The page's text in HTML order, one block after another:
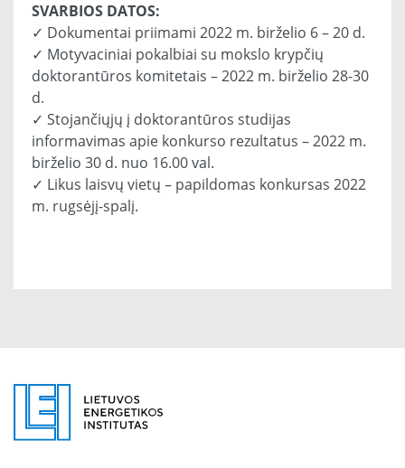
SVARBIOS DATOS:
✓ Dokumentai priimami 2022 m. birželio 6 – 20 d.
✓ Motyvaciniai pokalbiai su mokslo krypčių
doktorantūros komitetais – 2022 m. birželio 28-30
d.
✓ Stojančiųjų į doktorantūros studijas
informavimas apie konkurso rezultatus – 2022 m.
birželio 30 d. nuo 16.00 val.
✓ Likus laisvų vietų – papildomas konkursas 2022
m. rugsėjį-spalį.